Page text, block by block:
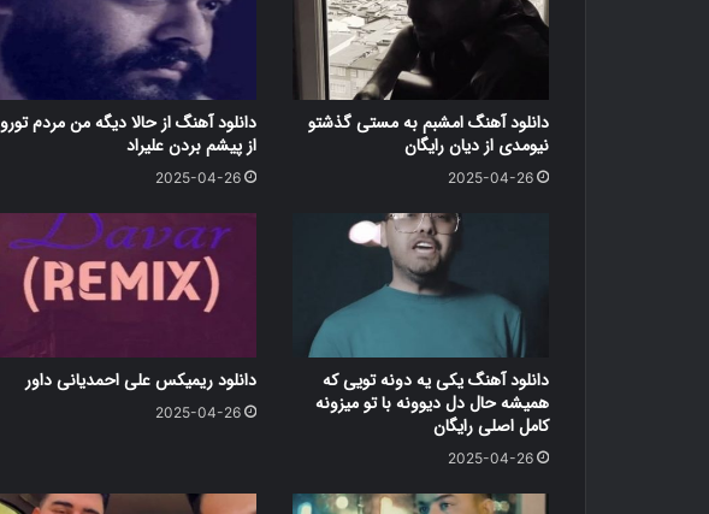
دانلود آهنگ امشبم به مستی گذشتو
نیومدی از دیان رایگان
2025-04-26
دانلود آهنگ از حالا دیگه من مردم تورو
از پیشم بردن علیراد
2025-04-26
دانلود آهنگ یکی یه دونه تویی که
همیشه حال دل دیوونه با تو میزونه
کامل اصلی رایگان
2025-04-26
دانلود ریمیکس علی احمدیانی داور
2025-04-26